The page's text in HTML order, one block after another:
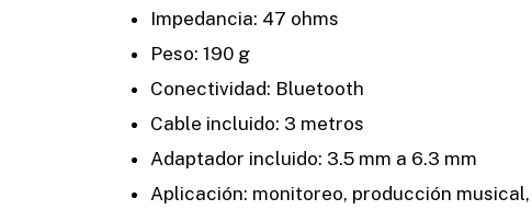
Impedancia: 47 ohms
Peso: 190 g
Conectividad: Bluetooth
Cable incluido: 3 metros
Adaptador incluido: 3.5 mm a 6.3 mm
Aplicación: monitoreo, producción